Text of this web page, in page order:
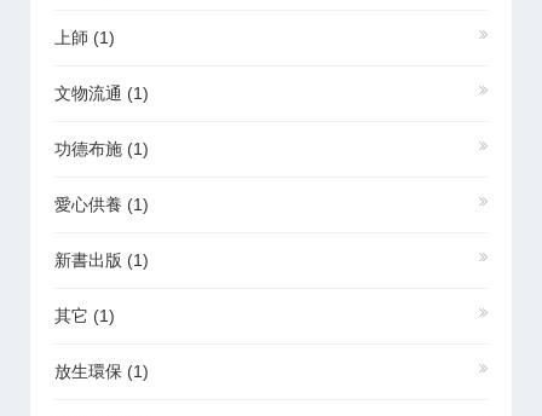
上師 (1)
文物流通 (1)
功德布施 (1)
愛心供養 (1)
新書出版 (1)
其它 (1)
放生環保 (1)